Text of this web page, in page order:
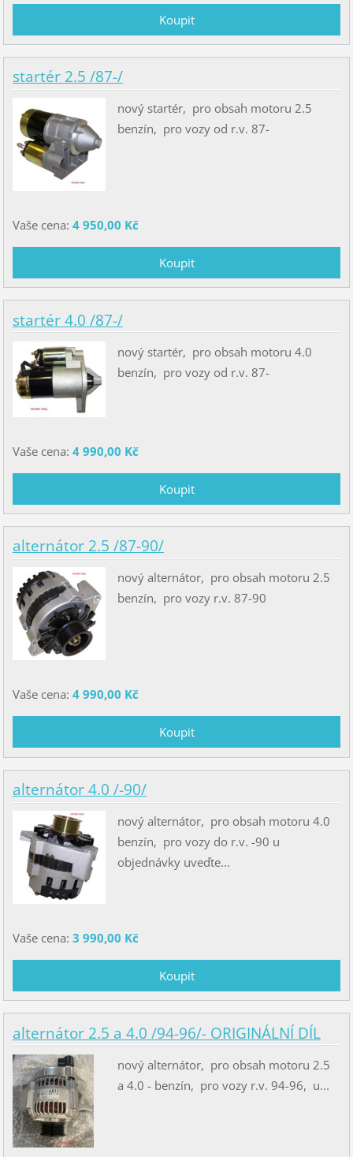
startér 2.5 /87-/
nový startér, pro obsah motoru 2.5
benzín, pro vozy od r.v. 87-
Vaše cena: 4 950,00 Kč
startér 4.0 /87-/
nový startér, pro obsah motoru 4.0
benzín, pro vozy od r.v. 87-
Vaše cena: 4 990,00 Kč
alternátor 2.5 /87-90/
nový alternátor, pro obsah motoru 2.5
benzín, pro vozy r.v. 87-90
Vaše cena: 4 990,00 Kč
alternátor 4.0 /-90/
nový alternátor, pro obsah motoru 4.0
benzín, pro vozy do r.v. -90 u
objednávky uveďte...
Vaše cena: 3 990,00 Kč
alternátor 2.5 a 4.0 /94-96/- ORIGINÁLNÍ DÍL
nový alternátor, pro obsah motoru 2.5
a 4.0 - benzín, pro vozy r.v. 94-96, u...